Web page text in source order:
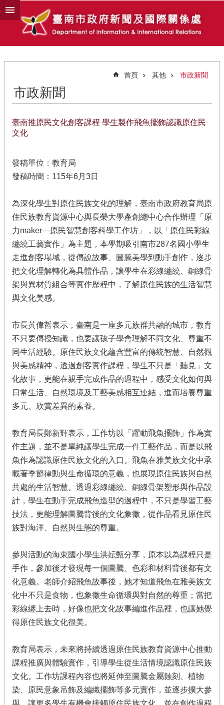
跳到主要內容區塊
首頁 其他 市政新聞
市政新聞
臺南推原民文化創客課程 學生製作飛魚擺飾認識原住民
文化
發稿單位：教育局
發稿時間：115年6月3日
為深化學生對原住民族文化的理解，臺南市政府教育局原
住民族教育資源中心與長榮大學產創總中心合作辦理「原
力maker—原民智慧創客科學工作坊」，以「原住民彩線
纏繞工藝實作」為主題，本學期吸引南市287名國小學生
走進創客場域，從傳說故事、圖騰美學到動手創作，逐步
把文化理解轉化為具體作品，讓學生在彩線纏繞、銅線骨
架與異材質組合等實作歷程中，了解原住民族的生活智慧
與文化美感。
市長黃偉哲表示，臺南是一座多元族群共融的城市，教育
不只要傳授知識，也要讓孩子學會理解不同文化、尊重不
同生活經驗。原住民族文化蘊含豐富的傳統智慧、自然觀
與美感精神，透過創客實作課程，學生不只是「聽見」文
化故事，更能在親手完成作品的過程中，感受文化如何與
日常生活、自然環境及工藝美感相互連結，進而培養尊重
多元、欣賞差異的素養。
教育局長鄭新輝表示，工作坊以「躍動飛魚擺飾」作為實
作主題，並不是單純讓學生完成一件工藝作品，而是以飛
魚作為認識原住民族文化的入口。飛魚在雅美族文化中承
載著季節律動與生命循環的意義，也展現原住民族與自然
共處的生活智慧。透過彩線纏繞、銅線骨架塑形與作品設
計，學生在動手完成飛魚造型的過程中，不只是學習工藝
技法，更能理解圖騰背後的文化象徵，從作品看見原住民
族對海洋、自然與生態的尊重。
參與活動的海東國小學生洪妘甄分享，原本以為課程只是
手作，參加後才發現每一個圖騰、色彩和材料背後都有文
化意義。老師介紹飛魚故事後，她才知道飛魚在雅美族文
化中不只是食物，也象徵生命循環與對自然的尊重；當把
彩線纏上去時，好像也把文化故事編進作品裡，也讓她覺
得原住民族文化很美。
教育局表示，未來將持續透過原住民族教育資源中心推動
課程推廣與體驗實作，引導學生從生活情境認識原住民族
文化。工作坊課程內容也將延伸至圖騰金屬蝕刻、植物
染、原民意象吊飾及編織擺飾等多元實作，並逐步擴大參
與，讓更多學生有機會接觸原住民族文化，並在創作過程